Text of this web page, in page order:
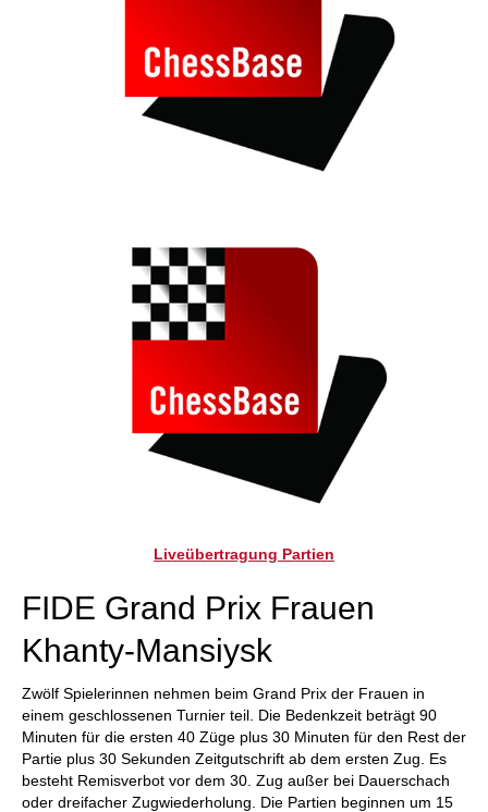
Liveübertragung Partien
FIDE Grand Prix Frauen
Khanty-Mansiysk
Zwölf Spielerinnen nehmen beim Grand Prix der Frauen in
einem geschlossenen Turnier teil. Die Bedenkzeit beträgt 90
Minuten für die ersten 40 Züge plus 30 Minuten für den Rest der
Partie plus 30 Sekunden Zeitgutschrift ab dem ersten Zug. Es
besteht Remisverbot vor dem 30. Zug außer bei Dauerschach
oder dreifacher Zugwiederholung. Die Partien beginnen um 15